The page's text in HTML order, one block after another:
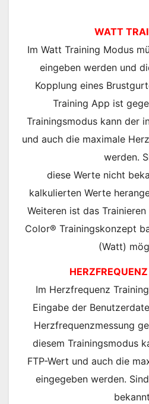
WATT
Im Watt Training Modus
eingeben werden und
Kopplung eines
Training App ist
Trainingsmodus kann der
und auch die maximale
werden.
diese Werte nicht
kalkulierten Werte
Weiteren ist das
Color® Trainingskonzept
(Watt)
Im Herzfrequenz
Eingabe der
Herzfrequenzmessung
diesem Trainingsmodus
FTP-Wert und auch die
eingegeben werden.